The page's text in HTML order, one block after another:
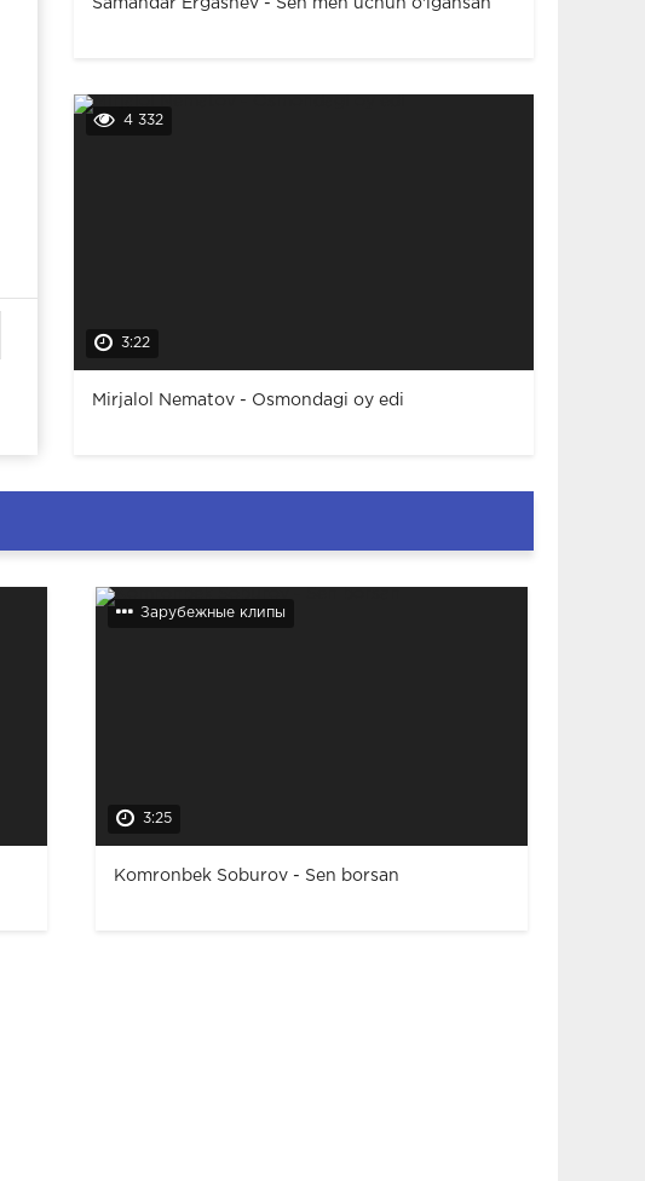
Samandar Ergashev - Sen men uchun o'lgansan
4 332
3:22
Mirjalol Nematov - Osmondagi oy edi
Зарубежные клипы
3:25
Komronbek Soburov - Sen borsan